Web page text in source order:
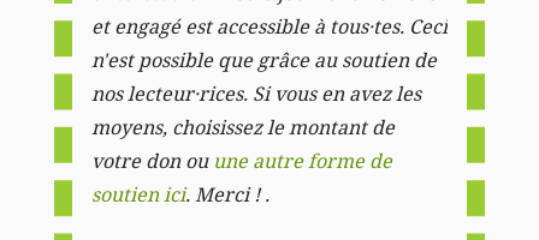
et engagé est accessible à tous·tes. Ceci
n'est possible que grâce au soutien de
nos lecteur·rices. Si vous en avez les
moyens, choisissez le montant de
votre don ou une autre forme de
soutien ici. Merci ! .